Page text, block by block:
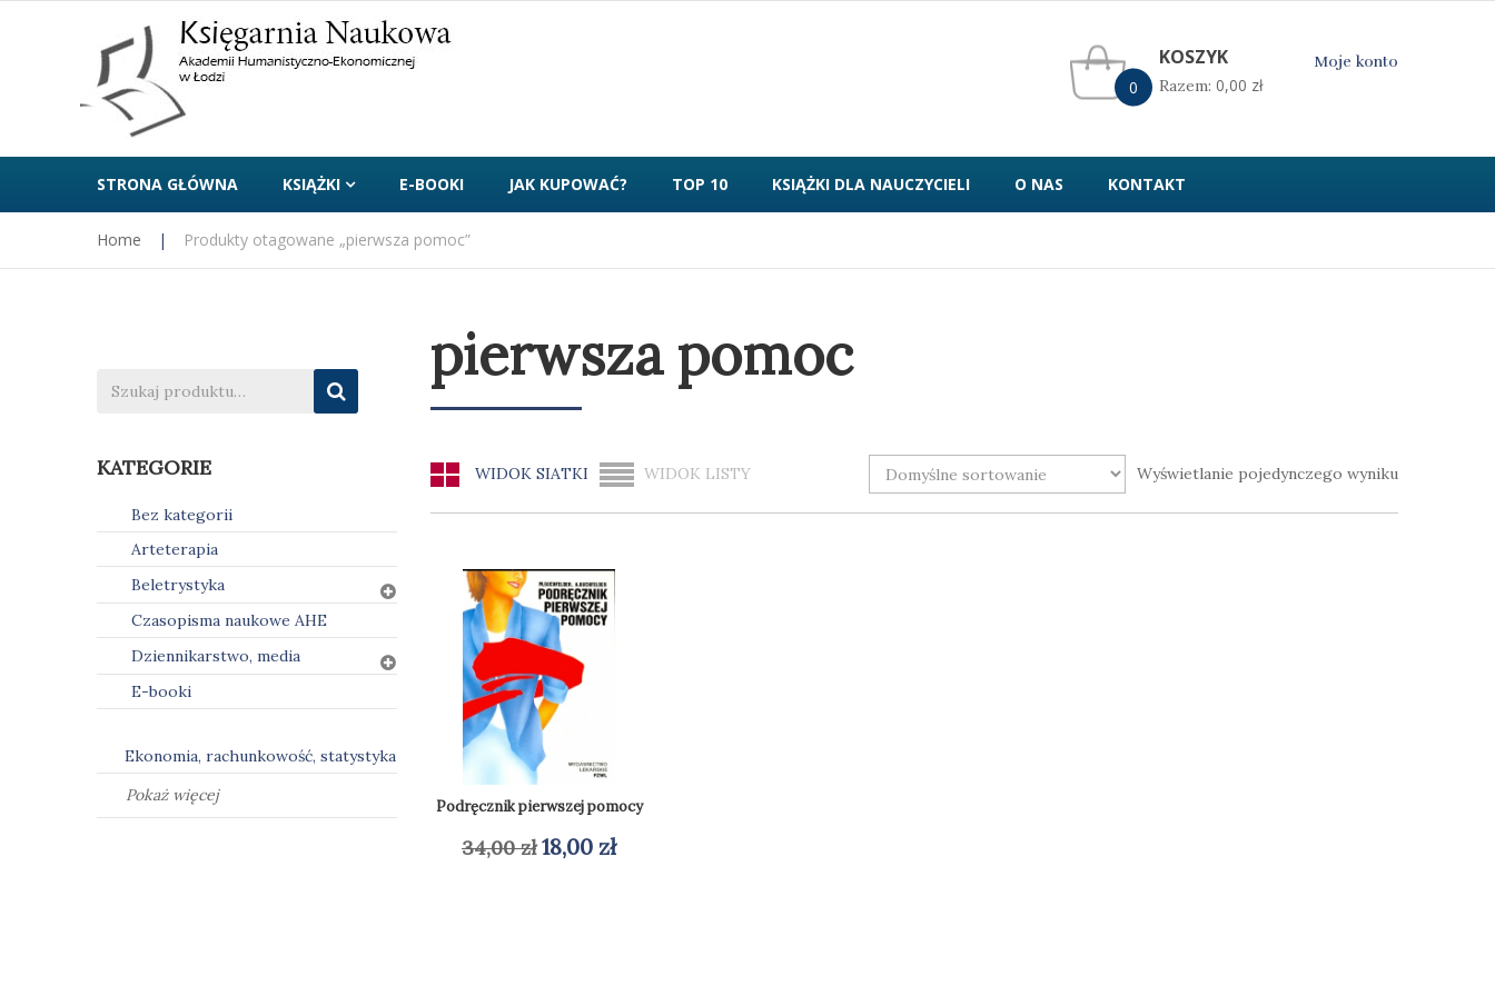
KOSZYK
0 Razem: 0,00 zł
Moje konto
STRONA GŁÓWNA KSIĄŻKI E-BOOKI JAK KUPOWAĆ? TOP 10 KSIĄŻKI DLA NAUCZYCIELI O NAS KONTAKT
Home | Produkty otagowane „pierwsza pomoc”
pierwsza pomoc
WIDOK SIATKI WIDOK LISTY Wyświetlanie pojedynczego wyniku
Podręcznik pierwszej pomocy
34,00zł Pierwotna
18,00 złAktualna
Dodaj do koszyka
KATEGORIE
Bez kategorii
Arteterapia
Beletrystyka
Czasopisma naukowe AHE
Dziennikarstwo, media
E-booki
Ekonomia, rachunkowość, statystyka
Pokaż więcej